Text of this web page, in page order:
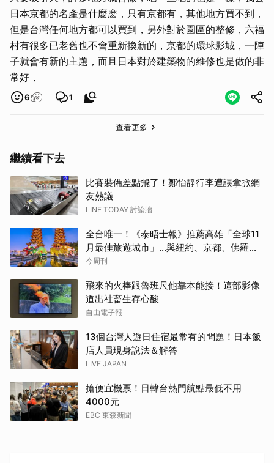
日本京都的名產是什麼麽，只有京都有，其他地方買不到，
但是台灣任何地方都可以買到，另外對於園區的整修，六福
村有很多已老舊也不會重新換新的，京都的環球影城，一陣
子就會有新的主題，而且日本對於建築物的維修也是做的非
常好，
6 1
查看更多
繼續看下去
比賽裝備差點飛了！鄭怡靜行李遭誤拿掀網
友熱議
LINE TODAY 討論牆
全台唯一！《泰晤士報》推薦高雄「全球11
月最佳旅遊城市」…與紐約、京都、佛羅倫
斯共同入榜，理由曝光
今周刊
飛來的火棒跟魯班尺他靠本能接！這部影像
道出社畜生存心酸
自由電子報
13個台灣人遊日住宿最常有的問題！日本飯
店人員現身說法＆解答
LIVE JAPAN
搶便宜機票！日韓台熱門航點最低不用
4000元
EBC 東森新聞